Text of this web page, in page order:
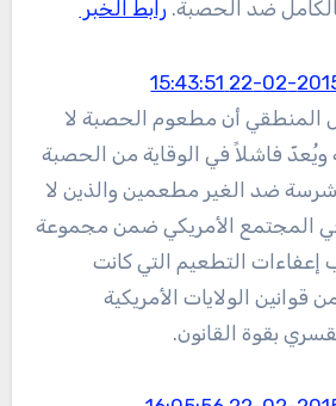
ضد الحصبة. رابط الخبر
المنطقي أن مطعوم الحصبة لا
ويُعدّ فاشلاً في الوقاية من الحصبة
شرسة ضد الغير مطعمين والذين لا
نسبتهم ١٠ ٪ في المجتمع الأمريكي ضمن مجموعة
التطعيم التي كانت
الولايات الأمريكية
بقوة القانون.